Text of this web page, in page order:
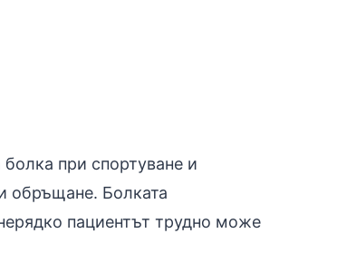
при спортуване и
обръщане. Болката
пациентът трудно може